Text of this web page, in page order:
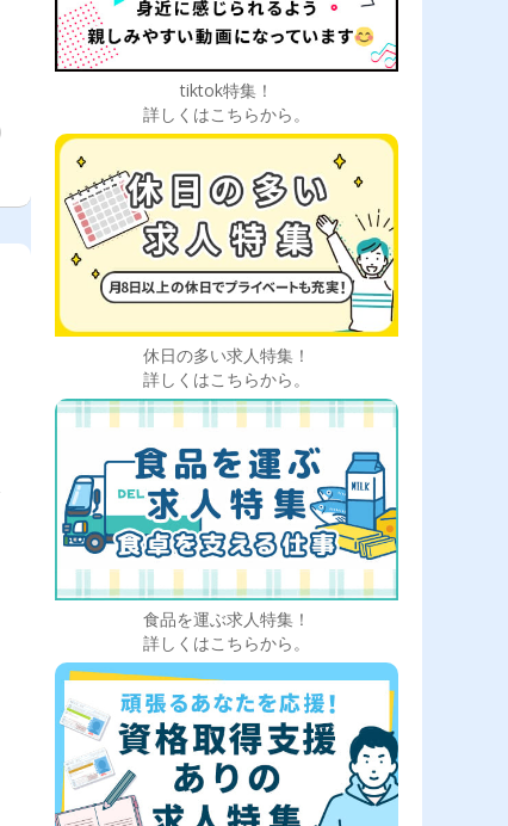
tiktok特集！
詳しくはこちらから。
休日の多い求人特集！
詳しくはこちらから。
食品を運ぶ求人特集！
詳しくはこちらから。